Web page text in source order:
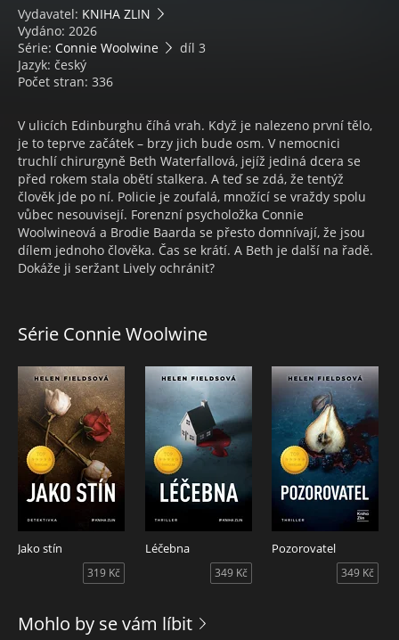
Vydavatel: KNIHA ZLIN
Vydáno: 2026
Série: Connie Woolwine
díl 3
Jazyk: český
Počet stran: 336
V ulicích Edinburghu číhá vrah. Když je nalezeno první tělo,
je to teprve začátek – brzy jich bude osm. V nemocnici
truchlí chirurgyně Beth Waterfallová, jejíž jediná dcera se
před rokem stala obětí stalkera. A teď se zdá, že tentýž
člověk jde po ní. Policie je zoufalá, množící se vraždy spolu
vůbec nesouvisejí. Forenzní psycholožka Connie
Woolwineová a Brodie Baarda se přesto domnívají, že jsou
dílem jednoho člověka. Čas se krátí. A Beth je další na řadě.
Dokáže ji seržant Lively ochránit?
Série Connie Woolwine
Jako stín
319 Kč
Léčebna
349 Kč
Pozorovatel
349 Kč
Mohlo by se vám líbit